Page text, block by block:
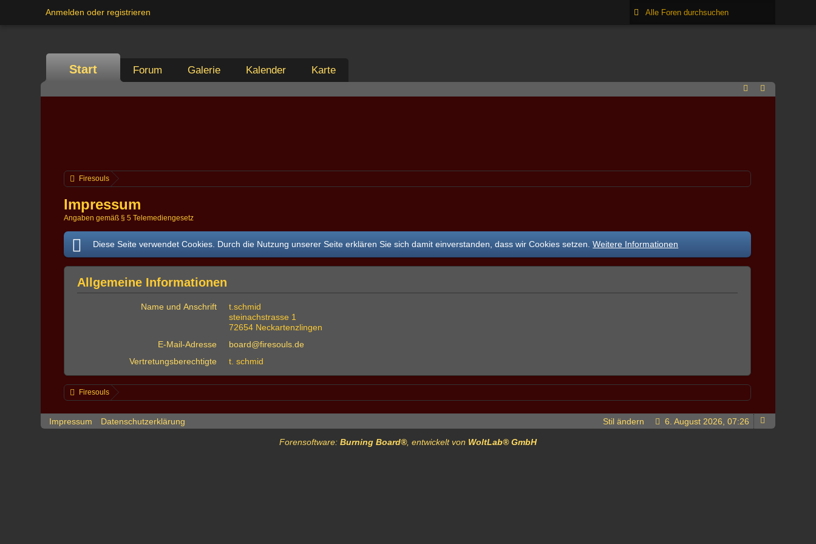
Anmelden oder registrieren
Start Forum Galerie Kalender Karte
Firesouls
Impressum
Angaben gemäß § 5 Telemediengesetz
Diese Seite verwendet Cookies. Durch die Nutzung unserer Seite erklären Sie sich damit einverstanden, dass wir Cookies setzen.Weitere Informationen
Allgemeine Informationen
Name und Anschrift
t.schmid
steinachstrasse 1
72654 Neckartenzlingen
E-Mail-Adresse
board@firesouls.de
Vertretungsberechtigte
t. schmid
Firesouls
Impressum Datenschutzerklärung 6. August 2026, 07:26
Stil ändern
Forensoftware: Burning Board®, entwickelt von WoltLab® GmbH